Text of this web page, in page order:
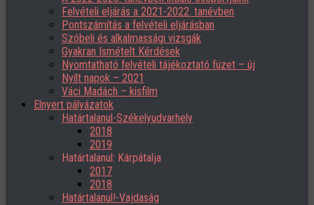
Felvételi eljárás a 2021-2022. tanévben
Pontszámítás a felvételi eljárásban
Szóbeli és alkalmassági vizsgák
Gyakran Ismételt Kérdések
Nyomtatható felvételi tájékoztató füzet – új
Nyílt napok – 2021
Váci Madách – kisfilm
Elnyert pályázatok
Határtalanul-Székelyudvarhely
2018
2019
Határtalanul: Kárpátalja
2017
2018
Határtalanul!-Vajdaság